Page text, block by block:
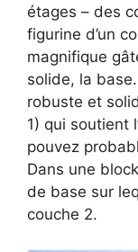
étages – des
figurine d’un
magnifique
solide, la
robuste et
1) qui soutient
pouvez
Dans une
de base sur
couche 2.